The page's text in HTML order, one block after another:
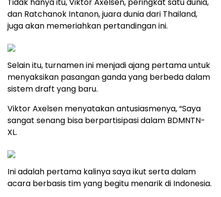
Tidak hanya itu, Viktor Axelsen, peringkat satu dunia,
dan Ratchanok Intanon, juara dunia dari Thailand,
juga akan memeriahkan pertandingan ini.
Selain itu, turnamen ini menjadi ajang pertama untuk
menyaksikan pasangan ganda yang berbeda dalam
sistem draft yang baru.
Viktor Axelsen menyatakan antusiasmenya, “Saya
sangat senang bisa berpartisipasi dalam BDMNTN-
XL.
Ini adalah pertama kalinya saya ikut serta dalam
acara berbasis tim yang begitu menarik di Indonesia.